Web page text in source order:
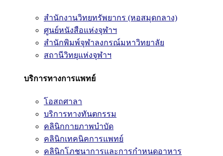
สำนักงานวิทยทรัพยากร (หอสมุดกลาง)
ศูนย์หนังสือแห่งจุฬาฯ
สำนักพิมพ์จุฬาลงกรณ์มหาวิทยาลัย
สถานีวิทยุแห่งจุฬาฯ
บริการทางการแพทย์
โอสถศาลา
บริการทางทันตกรรม
คลินิกกายภาพบำบัด
คลินิกเทคนิคการแพทย์
คลินิกโภชนาการและการกำหนดอาหาร